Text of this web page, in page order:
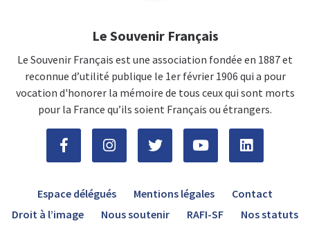
Le Souvenir Français
Le Souvenir Français est une association fondée en 1887 et
reconnue d’utilité publique le 1er février 1906 qui a pour
vocation d'honorer la mémoire de tous ceux qui sont morts
pour la France qu’ils soient Français ou étrangers.
Espace délégués Mentions légales
Contact
Droit à l’image
Nous soutenir RAFI-SF Nos statuts